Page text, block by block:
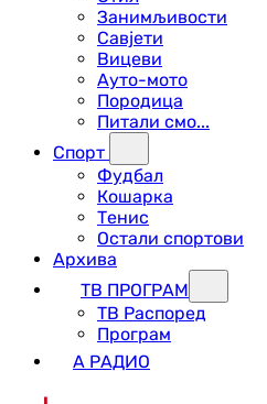
Занимљивости
Савјети
Вицеви
Ауто-мото
Породица
Питали смо...
Спорт
Фудбал
Кошарка
Тенис
Остали спортови
Архива
ТВ ПРОГРАМ
ТВ Распоред
Програм
А РАДИО